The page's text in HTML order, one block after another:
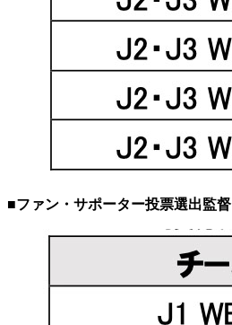
■ファン・サポーター投票選出監督